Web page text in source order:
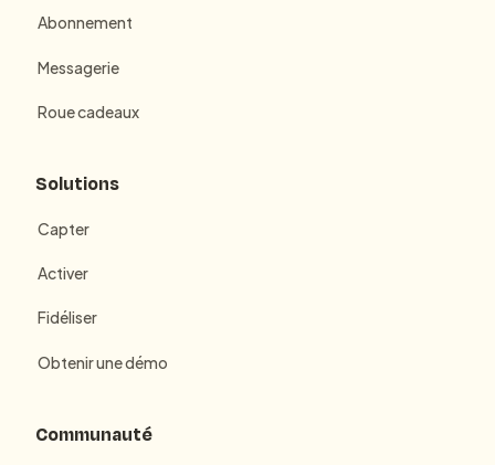
Abonnement
Messagerie
Roue cadeaux
Solutions
Capter
Activer
Fidéliser
Obtenir une démo
Communauté